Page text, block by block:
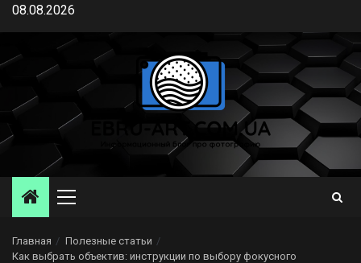
Перейти
содержимому
08.08.2026
Основное
Главная
Полезные статьи
Как выбрать объектив: инструкции по выбору фокусного